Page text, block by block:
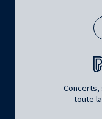
toute